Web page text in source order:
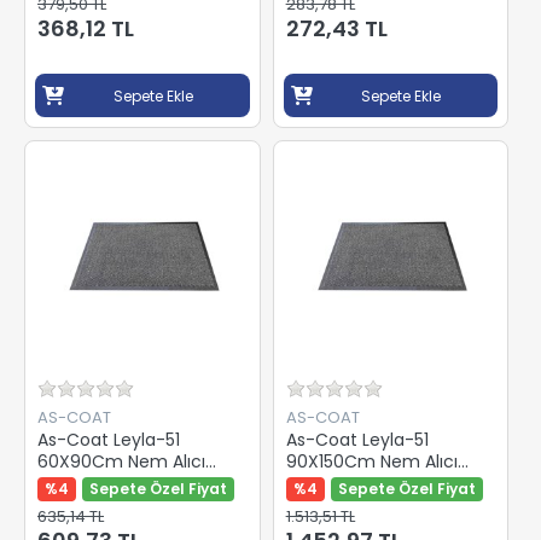
379,50 TL
368,12 TL
Sepete Ekle
283,78 TL
272,43 TL
Sepete Ekle
AS-COAT
As-Coat Leyla-51
60X90Cm Nem Alıcı
Paspas Gri
%4 Sepete Özel Fiyat
635,14 TL
AS-COAT
As-Coat Leyla-51
90X150Cm Nem Alıcı
Paspas Gri
%4 Sepete Özel Fiyat
1.513,51 TL